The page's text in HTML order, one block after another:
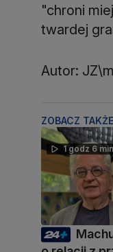
"chroni
twardej
Autor:
ZOBACZ
1 godz 6 min